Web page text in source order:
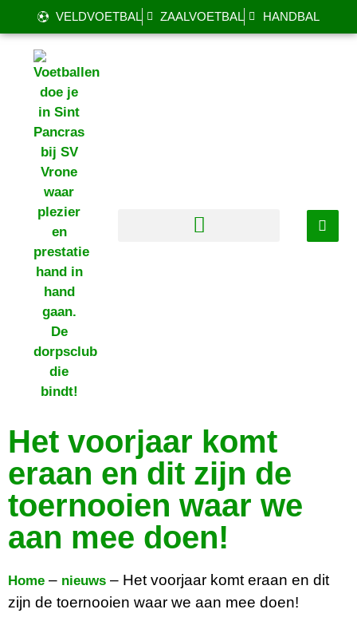
VELDVOETBAL ZAALVOETBAL HANDBAL
Het voorjaar komt
eraan en dit zijn de
toernooien waar we
aan mee doen!
Home – nieuws – Het voorjaar komt eraan en dit
zijn de toernooien waar we aan mee doen!